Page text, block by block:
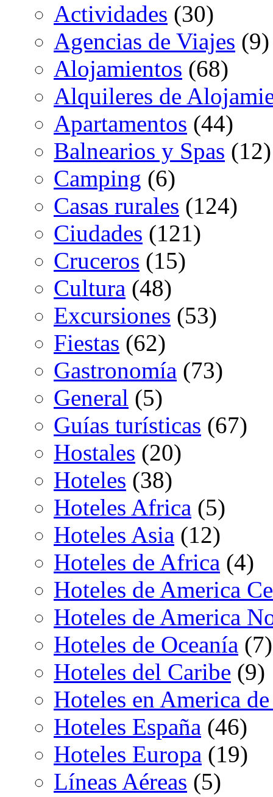
Actividades (30)
Agencias de Viajes (9)
Alojamientos (68)
Alquileres de
Apartamentos (44)
Balnearios y Spas (12)
Camping (6)
Casas rurales (124)
Ciudades (121)
Cruceros (15)
Cultura (48)
Excursiones (53)
Fiestas (62)
Gastronomía (73)
General (5)
Guías turísticas (67)
Hostales (20)
Hoteles (38)
Hoteles Africa (5)
Hoteles Asia (12)
Hoteles de Africa (4)
Hoteles de America
Hoteles de America
Hoteles de Oceanía (7)
Hoteles del Caribe (9)
Hoteles en America
Hoteles España (46)
Hoteles Europa (19)
Líneas Aéreas (5)